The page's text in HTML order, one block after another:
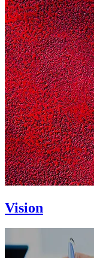
Vision